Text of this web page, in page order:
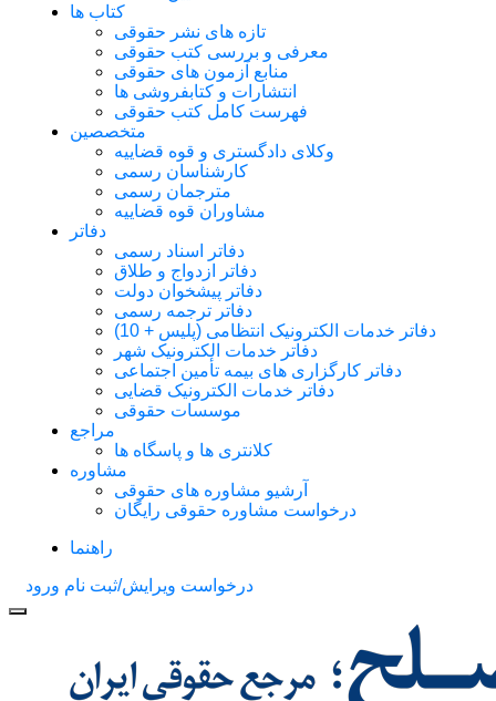
کتاب ها
تازه های نشر حقوقی
معرفی و بررسی کتب حقوقی
منابع آزمون های حقوقی
انتشارات و کتابفروشی ها
فهرست کامل کتب حقوقی
متخصصین
وکلای دادگستری و قوه قضاییه
کارشناسان رسمی
مترجمان رسمی
مشاوران قوه قضاییه
دفاتر
دفاتر اسناد رسمی
دفاتر ازدواج و طلاق
دفاتر پیشخوان دولت
دفاتر ترجمه رسمی
دفاتر خدمات الکترونیک انتظامی (پلیس + 10)
دفاتر خدمات الکترونیک شهر
دفاتر کارگزاری های بیمه تأمین اجتماعی
دفاتر خدمات الکترونیک قضایی
موسسات حقوقی
مراجع
کلانتری ها و پاسگاه ها
مشاوره
آرشیو مشاوره های حقوقی
درخواست مشاوره حقوقی رایگان
راهنما
درخواست ویرایش/ثبت نام ورود